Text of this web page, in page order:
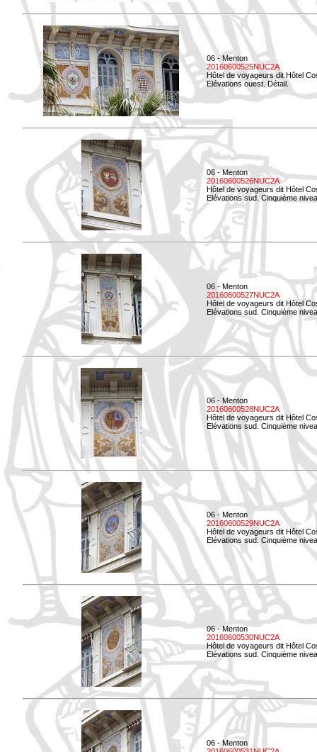
06 - Menton
20160600525NUC2A
Hôtel de voyageurs dit Hôtel
Elévations ouest. Détail.
06 - Menton
20160600526NUC2A
Hôtel de voyageurs dit Hôtel
Elévations sud. Cinquième
06 - Menton
20160600527NUC2A
Hôtel de voyageurs dit Hôtel
Elévations sud. Cinquième
06 - Menton
20160600528NUC2A
Hôtel de voyageurs dit Hôtel
Elévations sud. Cinquième
06 - Menton
20160600529NUC2A
Hôtel de voyageurs dit Hôtel
Elévations sud. Cinquième
06 - Menton
20160600530NUC2A
Hôtel de voyageurs dit Hôtel
Elévations sud. Cinquième
06 - Menton